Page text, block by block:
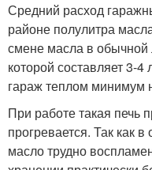
Средний расход
районе полулитра
смене масла в обычной
которой составляет 3-
гараж теплом минимум
При работе такая печь
прогревается. Так как
масло трудно